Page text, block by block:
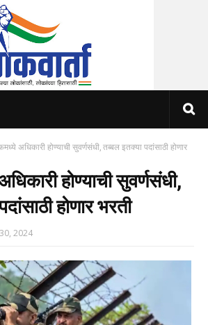
अधिकारी होण्याची सुवर्णसंधी, तब्बल इतक्या पदांसाठी होणार
होण्याची सुवर्णसंधी,
होणार भरती
2024